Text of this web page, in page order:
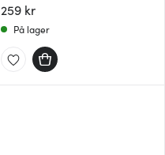
259 kr
På lager